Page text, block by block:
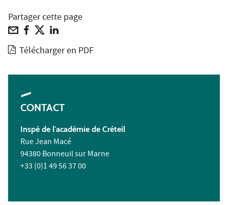
Partager cette page
Télécharger en PDF
CONTACT
Inspé de l'académie de Créteil
Rue Jean Macé
94380 Bonneuil sur Marne
+33 (0)1 49 56 37 00